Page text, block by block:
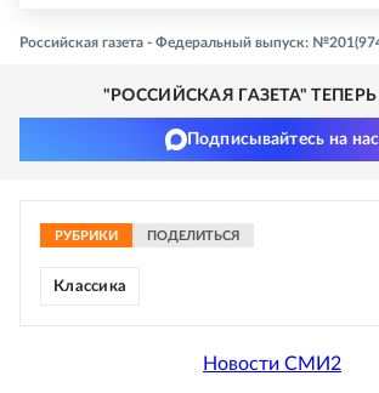
Российская газета - Федеральный выпуск:
"РОССИЙСКАЯ ГАЗЕТА" ТЕПЕРЬ
Подписывайтесь на нас
РУБРИКИ ПОДЕЛИТЬСЯ
Классика
Новости СМИ2